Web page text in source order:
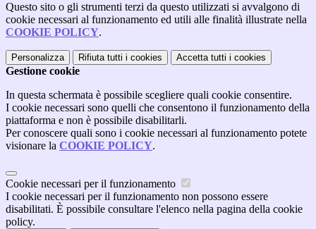
Questo sito o gli strumenti terzi da questo utilizzati si avvalgono di
cookie necessari al funzionamento ed utili alle finalità illustrate nella
COOKIE POLICY.
Personalizza Rifiuta tutti i cookies Accetta tutti i cookies
Gestione cookie
In questa schermata è possibile scegliere quali cookie consentire.
I cookie necessari sono quelli che consentono il funzionamento della
piattaforma e non è possibile disabilitarli.
Per conoscere quali sono i cookie necessari al funzionamento potete
visionare la COOKIE POLICY.
Cookie necessari per il funzionamento
I cookie necessari per il funzionamento non possono essere
disabilitati. È possibile consultare l'elenco nella pagina della cookie
policy.